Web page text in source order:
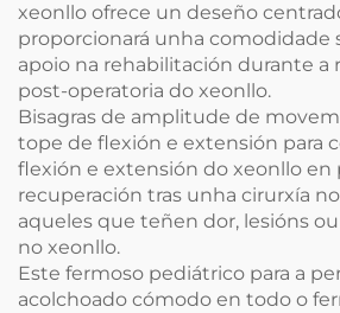
xeonllo ofrece un deseño
proporcionará unha comodidade
apoio na rehabilitación durante a
post-operatoria do xeonllo.
Bisagras de amplitude de
tope de flexión e extensión para
flexión e extensión do xeonllo en
recuperación tras unha cirurxía
aqueles que teñen dor, lesións
no xeonllo.
Este fermoso pediátrico para a
acolchoado cómodo en todo o